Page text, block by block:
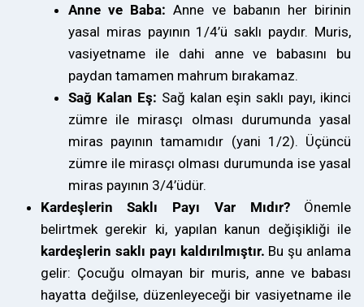
Anne ve Baba: Anne ve babanın her birinin
yasal miras payının 1/4’ü saklı paydır. Muris,
vasiyetname ile dahi anne ve babasını bu
paydan tamamen mahrum bırakamaz.
Sağ Kalan Eş: Sağ kalan eşin saklı payı, ikinci
zümre ile mirasçı olması durumunda yasal
miras payının tamamıdır (yani 1/2). Üçüncü
zümre ile mirasçı olması durumunda ise yasal
miras payının 3/4’üdür.
Kardeşlerin Saklı Payı Var Mıdır?Önemle
belirtmek gerekir ki, yapılan kanun değişikliği ile
kardeşlerin saklı payı kaldırılmıştır. Bu şu anlama
gelir: Çocuğu olmayan bir muris, anne ve babası
hayatta değilse, düzenleyeceği bir vasiyetname ile